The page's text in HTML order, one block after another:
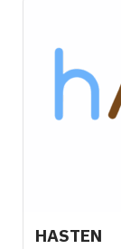
HASTEN